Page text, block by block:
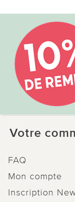
Votre
FAQ
Mon compte
Inscription